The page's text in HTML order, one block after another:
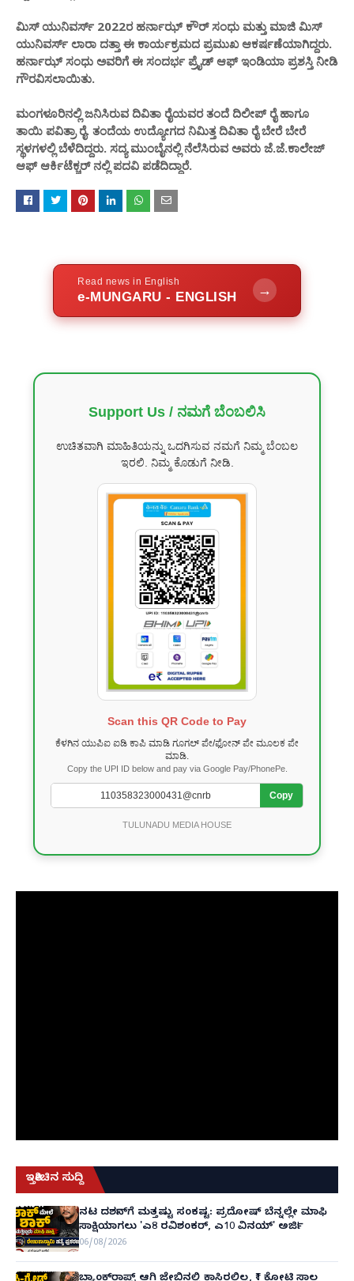
ಮಿಸ್ ಯುನಿವರ್ಸ್ 2022ರ ಹರ್ನಾಝ್ ಕೌರ್ ಸಂಧು ಮತ್ತು ಮಾಜಿ ಮಿಸ್
ಯುನಿವರ್ಸ್ ಲಾರಾ ದತ್ತಾ ಈ ಕಾರ್ಯಕ್ರಮದ ಪ್ರಮುಖ ಆಕರ್ಷಣೆಯಾಗಿದ್ದರು.
ಹರ್ನಾಝ್ ಸಂಧು ಅವರಿಗೆ ಈ ಸಂದರ್ಭ ಪ್ರೈಡ್ ಆಫ್ ಇಂಡಿಯಾ ಪ್ರಶಸ್ತಿ ನೀಡಿ
ಗೌರವಿಸಲಾಯಿತು.
ಮಂಗಳೂರಿನಲ್ಲಿ ಜನಿಸಿರುವ ದಿವಿತಾ ರೈಯವರ ತಂದೆ ದಿಲೀಪ್ ರೈ ಹಾಗೂ
ತಾಯಿ ಪವಿತ್ರಾ ರೈ. ತಂದೆಯ ಉದ್ಯೋಗದ ನಿಮಿತ್ತ ದಿವಿತಾ ರೈ ಬೇರೆ ಬೇರೆ
ಸ್ಥಳಗಳಲ್ಲಿ ಬೆಳೆದಿದ್ದರು. ಸದ್ಯ ಮುಂಬೈನಲ್ಲಿ ನೆಲೆಸಿರುವ ಅವರು ಜೆ.ಜೆ.ಕಾಲೇಜ್
ಆಫ್ ಆರ್ಕಿಟೆಕ್ಚರ್ ನಲ್ಲಿ ಪದವಿ ಪಡೆದಿದ್ದಾರೆ.
Read news in English
e-MUNGARU - ENGLISH →
Support Us / ನಮಗೆ ಬೆಂಬಲಿಸಿ
ಉಚಿತವಾಗಿ ಮಾಹಿತಿಯನ್ನು ಒದಗಿಸುವ ನಮಗೆ ನಿಮ್ಮ ಬೆಂಬಲ
ಇರಲಿ. ನಿಮ್ಮ ಕೊಡುಗೆ ನೀಡಿ.
Scan this QR Code to Pay
ಕೆಳಗಿನ ಯುಪಿಐ ಐಡಿ ಕಾಪಿ ಮಾಡಿ ಗೂಗಲ್ ಪೇ/ಫೋನ್ ಪೇ ಮೂಲಕ ಪೇ
ಮಾಡಿ.
Copy the UPI ID below and pay via Google Pay/PhonePe.
Copy
TULUNADU MEDIA HOUSE
ಇತ್ತೀಚಿನ ಸುದ್ದಿ
ನಟ ದರ್ಶನ್‌ಗೆ ಮತ್ತಷ್ಟು ಸಂಕಷ್ಟ: ಪ್ರದೋಷ್ ಬೆನ್ನಲ್ಲೇ ಮಾಫಿ
ಸಾಕ್ಷಿಯಾಗಲು 'ಎ8 ರವಿಶಂಕರ್, ಎ10 ವಿನಯ್' ಅರ್ಜಿ!
06/08/2026